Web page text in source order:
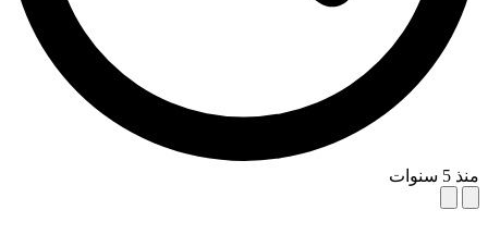
منذ 5 سنوات